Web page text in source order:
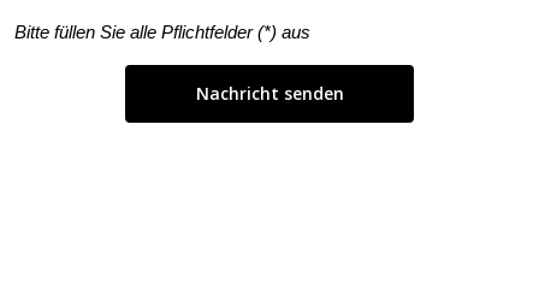
Bitte füllen Sie alle Pflichtfelder (*) aus